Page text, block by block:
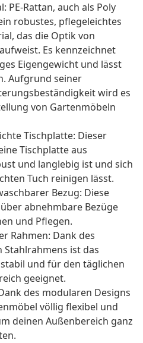
PE-Rattan, auch als Poly
robustes, pflegeleichtes
das die Optik von
Es kennzeichnet
Eigengewicht und lässt
Aufgrund seiner
wird es
von Gartenmöbeln
Tischplatte: Dieser
Tischplatte aus
und langlebig ist und sich
Tuch reinigen lässt.
Bezug: Diese
abnehmbare Bezüge
und Pflegen.
Rahmen: Dank des
ist das
und für den täglichen
geeignet.
des modularen Designs
völlig flexibel und
deinen Außenbereich ganz